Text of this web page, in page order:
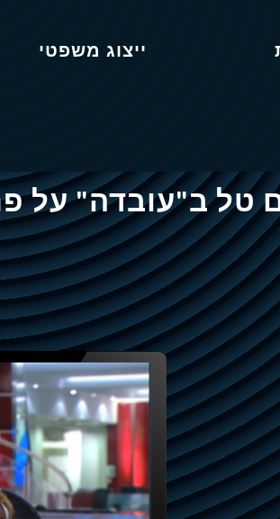
ייצוג משפטי
טל ב"עובדה" על